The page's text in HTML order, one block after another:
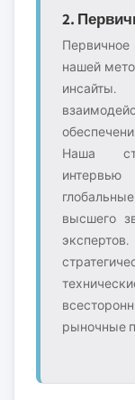
2.
Первичное
нашей
Наша
высшего
рыночные